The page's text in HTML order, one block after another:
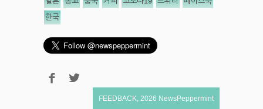
한국
FEEDBACK 2026 NewsPeppermint